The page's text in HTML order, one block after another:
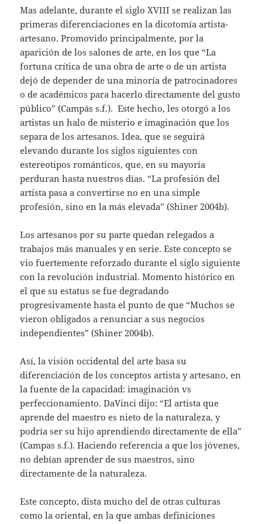
Mas adelante, durante el siglo XVIII se realizan las
primeras diferenciaciones en la dicotomía artista-
artesano. Promovido principalmente, por la
aparición de los salones de arte, en los que “La
fortuna crítica de una obra de arte o de un artista
dejó de depender de una minoría de patrocinadores
o de académicos para hacerlo directamente del gusto
público” (Campás s.f.). Este hecho, les otorgó a los
artistas un halo de misterio e imaginación que los
separa de los artesanos. Idea, que se seguirá
elevando durante los siglos siguientes con
estereotipos románticos, que, en su mayoría
perduran hasta nuestros días. “La profesión del
artista pasa a convertirse no en una simple
profesión, sino en la más elevada” (Shiner 2004b).
Los artesanos por su parte quedan relegados a
trabajos más manuales y en serie. Este concepto se
vio fuertemente reforzado durante el siglo siguiente
con la revolución industrial. Momento histórico en
el que su estatus se fue degradando
progresivamente hasta el punto de que “Muchos se
vieron obligados a renunciar a sus negocios
independientes” (Shiner 2004b).
Así, la visión occidental del arte basa su
diferenciación de los conceptos artista y artesano, en
la fuente de la capacidad: imaginación vs
perfeccionamiento. DaVinci dijo: “El artista que
aprende del maestro es nieto de la naturaleza, y
podría ser su hijo aprendiendo directamente de ella”
(Campas s.f.). Haciendo referencia a que los jóvenes,
no debían aprender de sus maestros, sino
directamente de la naturaleza.
Este concepto, dista mucho del de otras culturas
como la oriental, en la que ambas definiciones